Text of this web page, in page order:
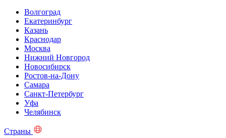
Волгоград
Екатеринбург
Казань
Краснодар
Москва
Нижний Новгород
Новосибирск
Ростов-на-Дону
Самара
Санкт-Петербург
Уфа
Челябинск
Страны